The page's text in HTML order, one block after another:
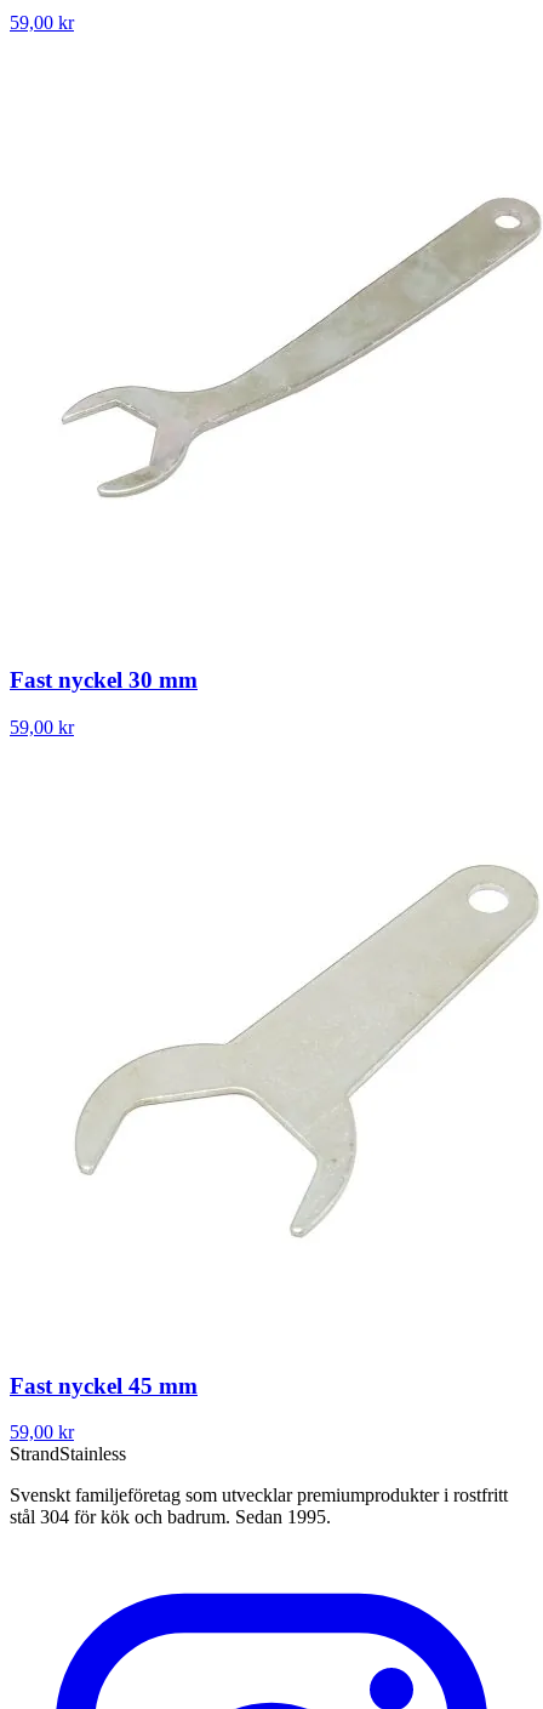
59,00 kr
Fast nyckel 30 mm
59,00 kr
Fast nyckel 45 mm
59,00 kr
StrandStainless
Svenskt familjeföretag som utvecklar premiumprodukter i rostfritt
stål 304 för kök och badrum. Sedan 1995.